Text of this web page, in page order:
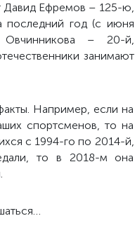
Давид Ефремов – 125-ю,
последний год (с июня
– 20-й,
занимают
Например, если на
спортсменов, то на
с 1994-го по 2014-й,
то в 2018-м она